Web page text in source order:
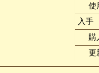
使
入手
購
更